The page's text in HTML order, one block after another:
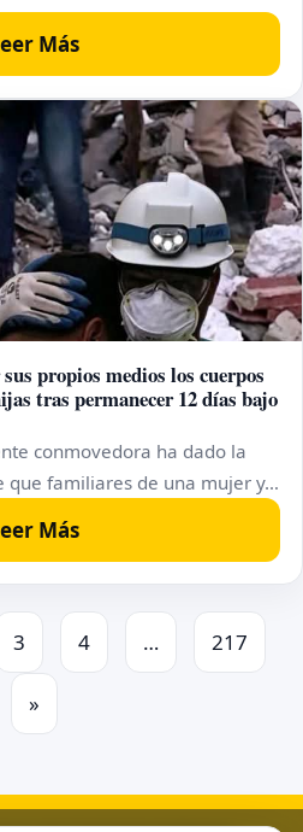
Más
propios medios los cuerpos
tras permanecer 12 días bajo
conmovedora ha dado la
que familiares de una mujer y…
Más
3 4 … 217
»